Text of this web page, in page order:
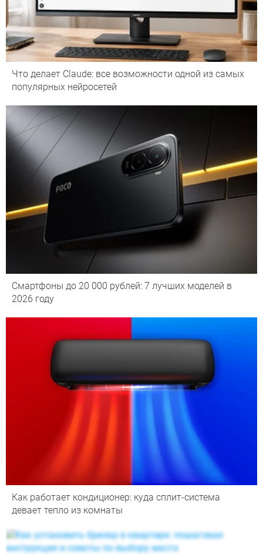
Что делает Сlaude: все возможности одной из самых
популярных нейросетей
Смартфоны до 20 000 рублей: 7 лучших моделей в
2026 году
Как работает кондиционер: куда сплит-система
девает тепло из комнаты